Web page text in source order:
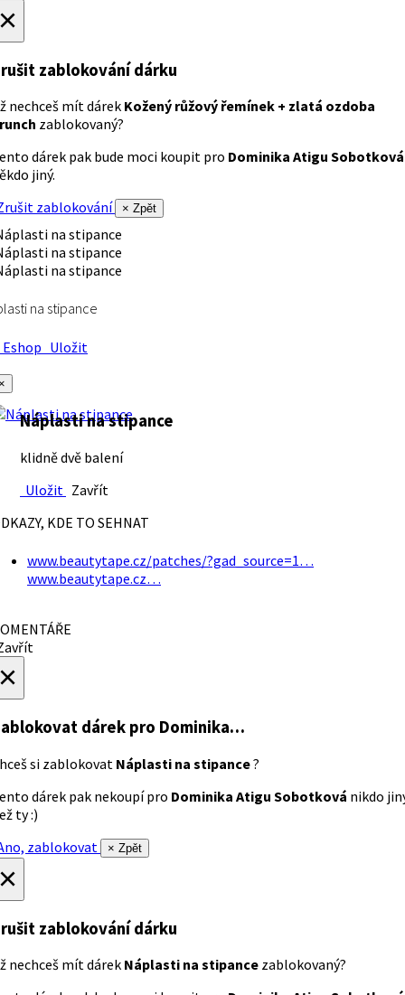
zablokování dárku
nechceš mít dárek Kožený růžový řemínek + zlatá ozdoba
zablokovaný?
dárek pak bude moci koupit pro Dominika Atigu Sobotková
jiný.
zablokování
× Zpět
na stipance
Uložit
Náplasti na stipance
klidně dvě balení
Uložit Zavřít
KDE TO SEHNAT
www.beautytape.cz/patches/?gad_source=1…
www.beautytape.cz…
dárek pro Dominika…
si zablokovat Náplasti na stipance?
dárek pak nekoupí pro Dominika Atigu Sobotková nikdo
ty :)
zablokovat
× Zpět
zablokování dárku
nechceš mít dárek Náplasti na stipance zablokovaný?